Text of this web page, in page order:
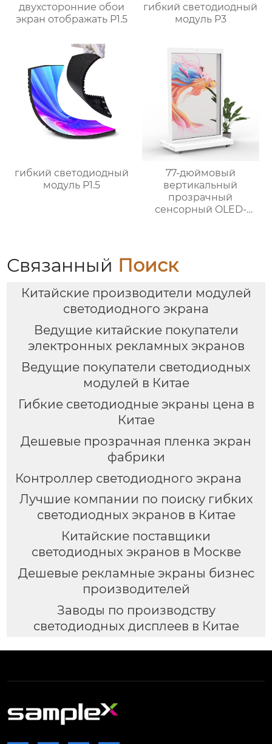
двухсторонние обои
экран отображать P1.5
гибкий светодиодный
модуль P3
гибкий светодиодный
модуль P1.5
77-дюймовый
вертикальный
прозрачный
сенсорный OLED-
Связанный Поиск
Китайские производители модулей
светодиодного экрана
Ведущие китайские покупатели
электронных рекламных экранов
Ведущие покупатели светодиодных
модулей в Китае
Гибкие светодиодные экраны цена в
Китае
Дешевые прозрачная пленка экран
фабрики
Контроллер светодиодного экрана
Лучшие компании по поиску гибких
светодиодных экранов в Китае
Китайские поставщики
светодиодных экранов в Москве
Дешевые рекламные экраны бизнес
производителей
Заводы по производству
светодиодных дисплеев в Китае